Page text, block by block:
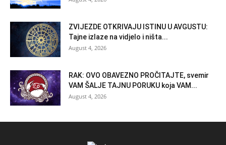
ZVIJEZDE OTKRIVAJU ISTINU U AVGUSTU:
Tajne izlaze na vidjelo i ništa...
August 4, 2026
RAK: OVO OBAVEZNO PROČITAJTE, svemir
VAM ŠALJE TAJNU PORUKU koja VAM...
August 4, 2026